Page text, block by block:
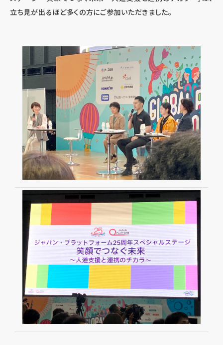
立ち見が出るほど多くの方にご参加いただきました。